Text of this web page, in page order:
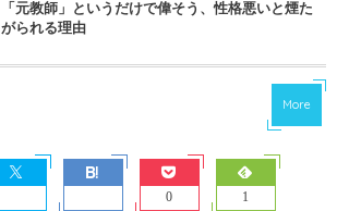
「元教師」というだけで偉そう、性格悪いと煙た
がられる理由
More
0 1